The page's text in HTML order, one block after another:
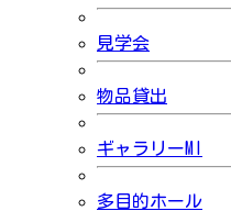
見学会
物品貸出
ギャラリーMI
多目的ホール